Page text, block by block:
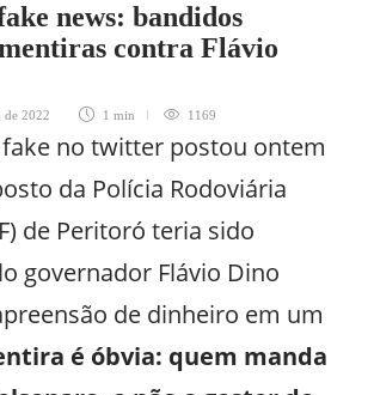
news: bandidos
contra Flávio
de 2022 1 min 1169
no twitter postou ontem
da Polícia Rodoviária
de Peritoró teria sido
governador Flávio Dino
de dinheiro em um
é óbvia: quem manda